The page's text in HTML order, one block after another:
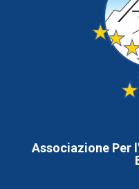
Associazione Per